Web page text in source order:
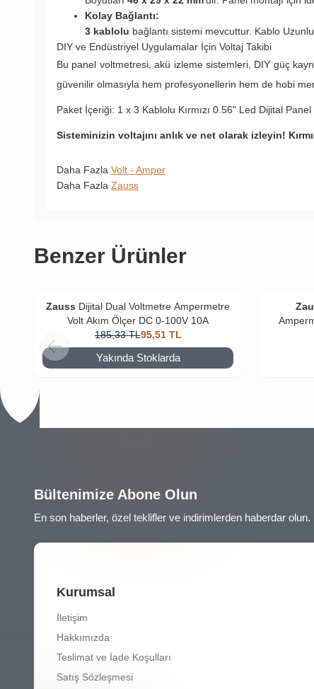
Kolay Bağlantı:
3 kablolu bağlantı sistemi mevcuttur. Kablo
DIY ve Endüstriyel Uygulamalar İçin Voltaj Takibi
Bu panel voltmetresi, akü izleme sistemleri, DIY güç
güvenilir olmasıyla hem profesyonellerin hem de hobi
Paket İçeriği: 1 x 3 Kablolu Kırmızı 0.56" Led Dijital
Sisteminizin voltajını anlık ve net olarak izleyin!
Daha Fazla Volt - Amper
Daha Fazla Zauss
Benzer Ürünler
Zauss Dijital Dual Voltmetre Ampermetre
Volt Akım Ölçer DC 0-100V 10A
185,33 TL95,51 TL
Yakında Stoklarda
Bültenimize Abone Olun
En son haberler, özel teklifler ve indirimlerden haberdar olun.
Kurumsal
İletişim
Hakkımızda
Teslimat ve İade Koşulları
Satış Sözleşmesi